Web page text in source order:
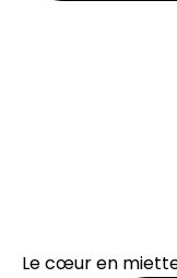
Le cœur en